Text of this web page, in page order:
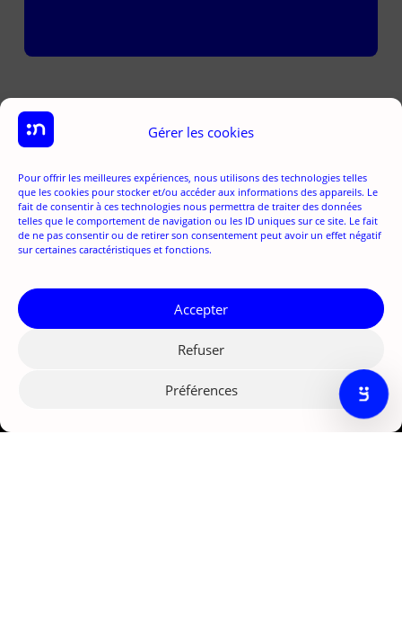
Gérer les cookies
Pour offrir les meilleures expériences, nous utilisons des technologies telles
que les cookies pour stocker et/ou accéder aux informations des appareils. Le
fait de consentir à ces technologies nous permettra de traiter des données
telles que le comportement de navigation ou les ID uniques sur ce site. Le fait
de ne pas consentir ou de retirer son consentement peut avoir un effet négatif
sur certaines caractéristiques et fonctions.
Accepter
Refuser
Préférences